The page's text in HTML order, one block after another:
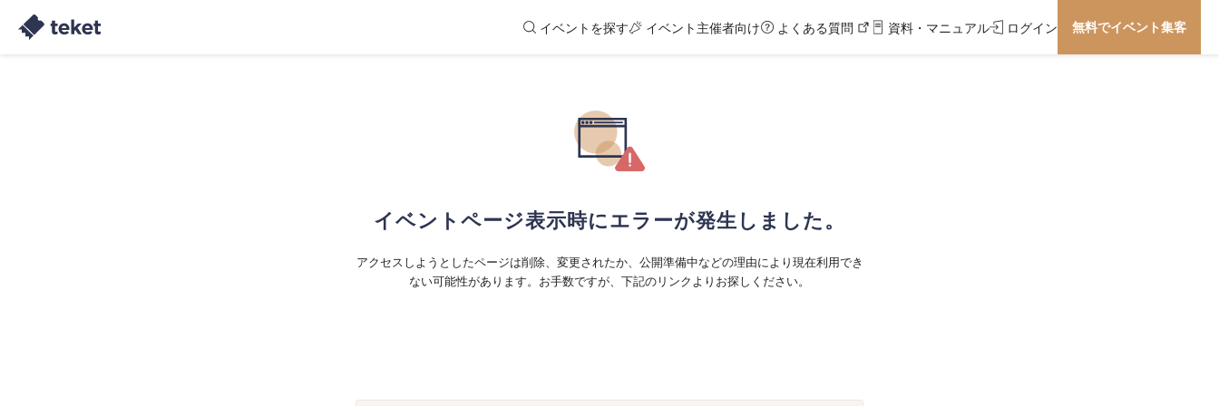
イベントを探す イベント主催者向け よくある質問 資料・マニュアル ログイン 無料でイベント集客
イベントページ表示時にエラーが発生しました。
アクセスしようとしたページは削除、変更されたか、公開準備中などの理由により現在利用でき
ない可能性があります。お手数ですが、下記のリンクよりお探しください。